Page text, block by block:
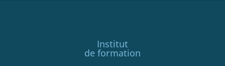
Institut
de formation